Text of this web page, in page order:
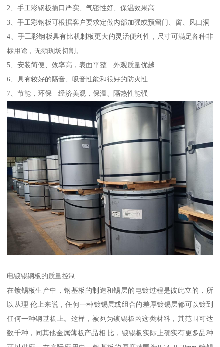
2、手工彩钢板插口严实、气密性好、保温效果高
3、手工彩钢板可根据客户要求定做内部加强或预留门、窗、风口洞
4、手工彩钢板具有比机制板更大的灵活便利性，尺寸可满足各种非
标用途，无须现场切割。
5、安装简便、效率高，表面平整，外观质量优越
6、具有较好的隔音、吸音性能和很好的防火性
7、节能，环保，经济美观，保温、隔热性能强
电镀锡钢板的质量控制
在镀锡板生产中，钢基板的制造和锡层的电镀过程是彼此立的，所
以从理 伦上来说，任何一种镀锡层或组合的差厚镀锡层都可以镀到
任何一种钢基板上。这样，被列为镀锡板的这类材料，其范围可达
数千种，同其他金属薄板产品相 比，镀锡板实际上确实有更多品种